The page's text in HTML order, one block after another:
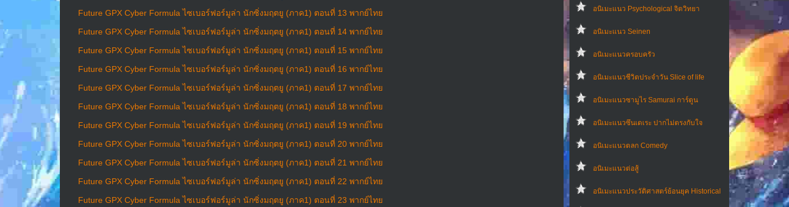
อนิเมะแนว Psychological จิตวิทยา
อนิเมะแนว Seinen
อนิเมะแนวครอบครัว
อนิเมะแนวชีวิตประจําวัน Slice of life
อนิเมะแนวซามูไร Samurai การ์ตูน
อนิเมะแนวซึนเดเระ ปากไม่ตรงกับใจ
อนิเมะแนวตลก Comedy
อนิเมะแนวต่อสู้
อนิเมะแนวประวัติศาสตร์ย้อนยุค Historical
Future GPX Cyber Formula ไซเบอร์ฟอร์มูล่า นักซิ่งมฤตยู (ภาค1) ตอนที่ 13 พากย์ไทย
Future GPX Cyber Formula ไซเบอร์ฟอร์มูล่า นักซิ่งมฤตยู (ภาค1) ตอนที่ 14 พากย์ไทย
Future GPX Cyber Formula ไซเบอร์ฟอร์มูล่า นักซิ่งมฤตยู (ภาค1) ตอนที่ 15 พากย์ไทย
Future GPX Cyber Formula ไซเบอร์ฟอร์มูล่า นักซิ่งมฤตยู (ภาค1) ตอนที่ 16 พากย์ไทย
Future GPX Cyber Formula ไซเบอร์ฟอร์มูล่า นักซิ่งมฤตยู (ภาค1) ตอนที่ 17 พากย์ไทย
Future GPX Cyber Formula ไซเบอร์ฟอร์มูล่า นักซิ่งมฤตยู (ภาค1) ตอนที่ 18 พากย์ไทย
Future GPX Cyber Formula ไซเบอร์ฟอร์มูล่า นักซิ่งมฤตยู (ภาค1) ตอนที่ 19 พากย์ไทย
Future GPX Cyber Formula ไซเบอร์ฟอร์มูล่า นักซิ่งมฤตยู (ภาค1) ตอนที่ 20 พากย์ไทย
Future GPX Cyber Formula ไซเบอร์ฟอร์มูล่า นักซิ่งมฤตยู (ภาค1) ตอนที่ 21 พากย์ไทย
Future GPX Cyber Formula ไซเบอร์ฟอร์มูล่า นักซิ่งมฤตยู (ภาค1) ตอนที่ 22 พากย์ไทย
Future GPX Cyber Formula ไซเบอร์ฟอร์มูล่า นักซิ่งมฤตยู (ภาค1) ตอนที่ 23 พากย์ไทย